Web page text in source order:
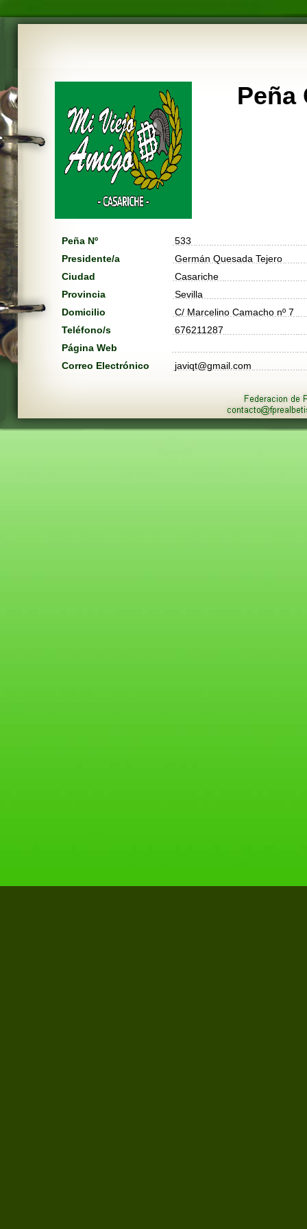
Peña
Peña Nº
Presidente/a
Ciudad
Provincia
Domicilio
Teléfono/s
Página Web
Correo Electrónico
533
Germán Quesada Tejero
Casariche
Sevilla
C/ Marcelino Camacho nº 7
676211287
javiqt@gmail.com